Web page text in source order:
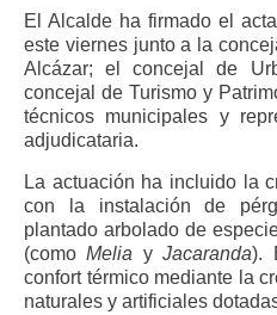
El Alcalde ha firmado el
este viernes junto a la
Alcázar; el concejal de
concejal de Turismo y
técnicos municipales y
adjudicataria.
La actuación ha incluido la
con la instalación de
plantado arbolado de
(comoMelia yJacaranda).
confort térmico mediante la
naturales y artificiales